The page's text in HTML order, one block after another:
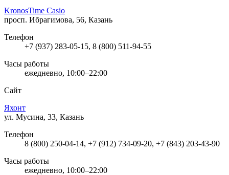
KronosTime Casio
просп. Ибрагимова, 56, Казань
Телефон
+7 (937) 283-05-15, 8 (800) 511-94-55
Часы работы
ежедневно, 10:00–22:00
Сайт
Яхонт
ул. Мусина, 33, Казань
Телефон
8 (800) 250-04-14, +7 (912) 734-09-20, +7 (843) 203-43-90
Часы работы
ежедневно, 10:00–22:00